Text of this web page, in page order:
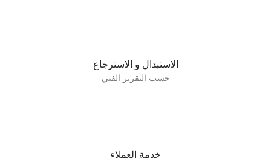
الاستبدال و الاسترجاع
حسب التقرير الفني
خدمة العملاء